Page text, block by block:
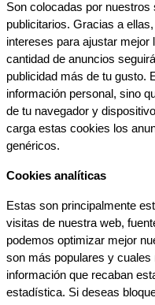
Son colocadas por
publicitarios. Gracias a
intereses para ajustar
cantidad de anuncios
publicidad más de tu gusto.
información personal, sino
de tu navegador y
carga estas cookies los
genéricos.
Cookies analíticas
Estas son principalmente
visitas de nuestra web,
podemos optimizar mejor
son más populares y cuales
información que recaban
estadística. Si deseas